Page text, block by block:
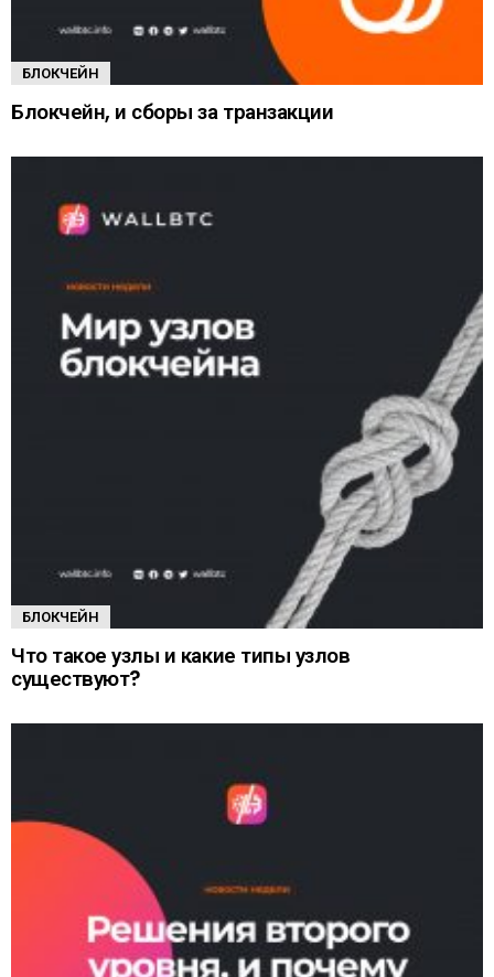
БЛОКЧЕЙН
Блокчейн, и сборы за транзакции
БЛОКЧЕЙН
Что такое узлы и какие типы узлов
существуют?